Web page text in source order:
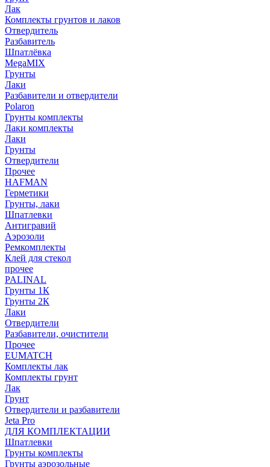
Лак
Комплекты грунтов и лаков
Отвердитель
Разбавитель
Шпатлёвка
MegaMIX
Грунты
Лаки
Разбавители и отвердители
Polaron
Грунты комплекты
Лаки комплекты
Лаки
Грунты
Отвердители
Прочее
HAFMAN
Герметики
Грунты, лаки
Шпатлевки
Антигравий
Аэрозоли
Ремкомплекты
Клей для стекол
прочее
PALINAL
Грунты 1К
Грунты 2К
Лаки
Отвердители
Разбавители, очистители
Прочее
EUMATCH
Комплекты лак
Комплекты грунт
Лак
Грунт
Отвердители и разбавители
Jeta Pro
ДЛЯ КОМПЛЕКТАЦИИ
Шпатлевки
Грунты комплекты
Грунты аэрозольные